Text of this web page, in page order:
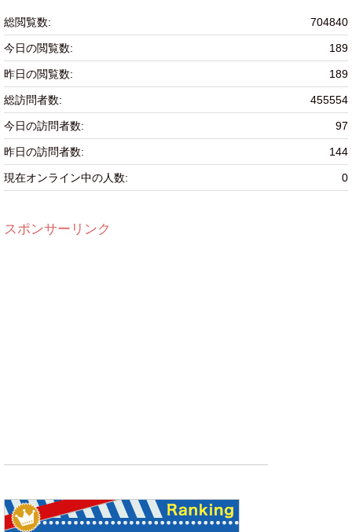
704840
総閲覧数:
189
今日の閲覧数:
189
昨日の閲覧数:
455554
総訪問者数:
97
今日の訪問者数:
144
昨日の訪問者数:
0
現在オンライン中の人数:
スポンサーリンク